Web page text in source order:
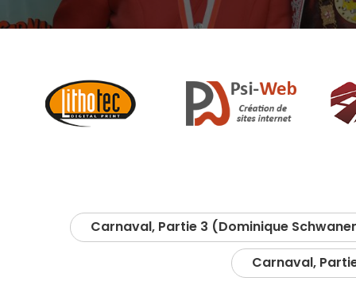
Carnaval, Partie 3 (Dominique
Carnaval,